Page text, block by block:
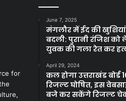
for
June 7, 2025
मंगलौर में ईद की
बदली: पुरानी रंजिश को
युवक की गला रेत कर
April 29, 2024
कल होगा उत्तराखंड बोर्ड
रिजल्ट घोषित, इस
बजे कर सकेंगे रिजल्ट